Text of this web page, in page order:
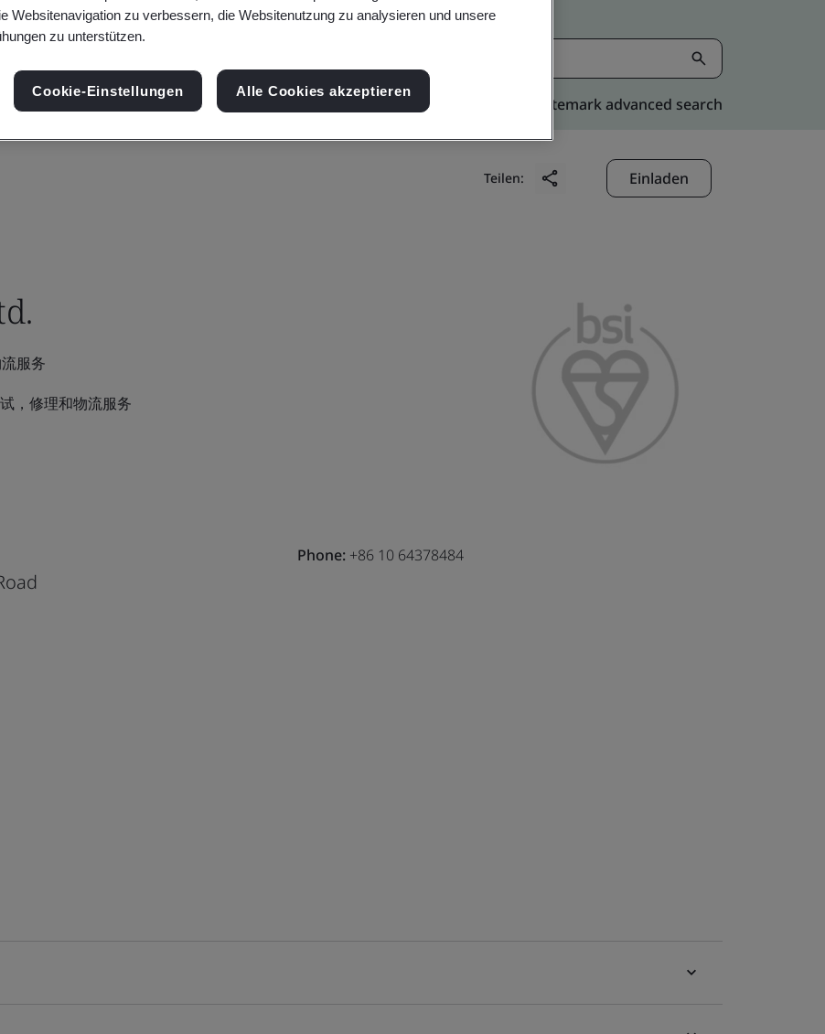
Kitemark advanced search
Teilen: Einladen
服务
，修理和物流服务
Phone:+86 10 64378484
Websitenavigation zu verbessern, die Websitenutzung zu analysieren und unsere
zu unterstützen.
Cookie-Einstellungen Alle Cookies akzeptieren